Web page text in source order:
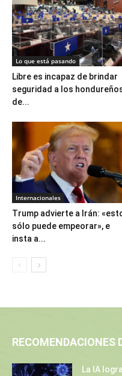
Lo que está pasando
Libre es incapaz de brindar
seguridad a los
de...
Internacionales
Trump advierte a Irán:
sólo puede empeorar», e
insta a...
RECOMENDACIONES
La IA